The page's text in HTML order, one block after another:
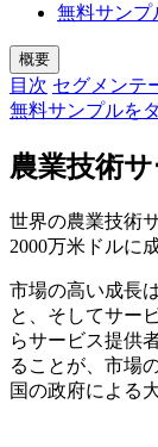
無料サンプ
概要
目次 セグメンテ
無料サンプルを
農業技術
世界の農業技術
2000万米ドルに
市場の高い成長
と、そしてサー
らサービス提供
ることが、市場
国の政府による